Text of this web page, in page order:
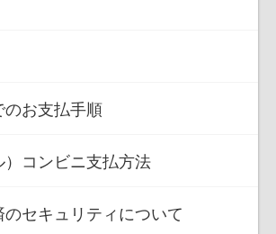
のお支払手順
）コンビニ支払方法
のセキュリティについて